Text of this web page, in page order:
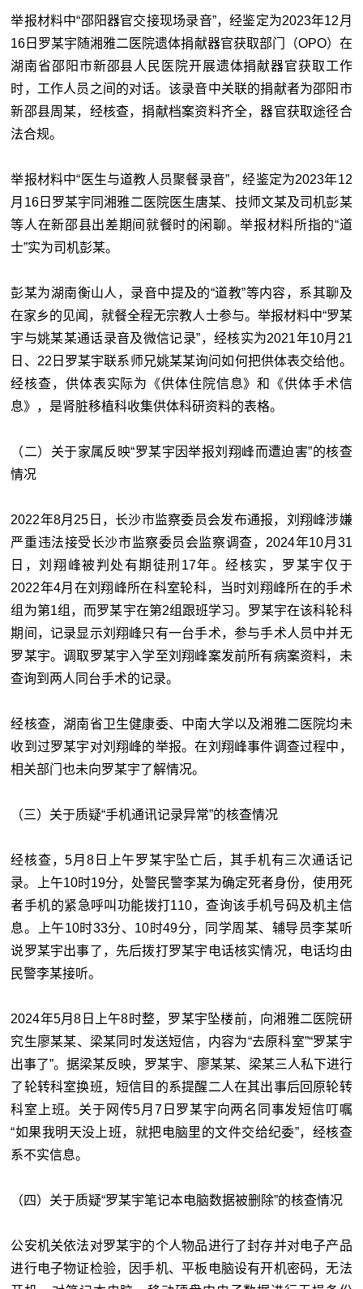
举报材料中“邵阳器官交接现场录音”，经鉴定为2023年12月
16日罗某宇随湘雅二医院遗体捐献器官获取部门（OPO）在
湖南省邵阳市新邵县人民医院开展遗体捐献器官获取工作
时，工作人员之间的对话。该录音中关联的捐献者为邵阳市
新邵县周某，经核查，捐献档案资料齐全，器官获取途径合
法合规。
举报材料中“医生与道教人员聚餐录音”，经鉴定为2023年12
月16日罗某宇同湘雅二医院医生唐某、技师文某及司机彭某
等人在新邵县出差期间就餐时的闲聊。举报材料所指的“道
士”实为司机彭某。
彭某为湖南衡山人，录音中提及的“道教”等内容，系其聊及
在家乡的见闻，就餐全程无宗教人士参与。举报材料中“罗某
宇与姚某某通话录音及微信记录”，经核实为2021年10月21
日、22日罗某宇联系师兄姚某某询问如何把供体表交给他。
经核查，供体表实际为《供体住院信息》和《供体手术信
息》，是肾脏移植科收集供体科研资料的表格。
（二）关于家属反映“罗某宇因举报刘翔峰而遭迫害”的核查
情况
2022年8月25日，长沙市监察委员会发布通报，刘翔峰涉嫌
严重违法接受长沙市监察委员会监察调查，2024年10月31
日，刘翔峰被判处有期徒刑17年。经核实，罗某宇仅于
2022年4月在刘翔峰所在科室轮科，当时刘翔峰所在的手术
组为第1组，而罗某宇在第2组跟班学习。罗某宇在该科轮科
期间，记录显示刘翔峰只有一台手术，参与手术人员中并无
罗某宇。调取罗某宇入学至刘翔峰案发前所有病案资料，未
查询到两人同台手术的记录。
经核查，湖南省卫生健康委、中南大学以及湘雅二医院均未
收到过罗某宇对刘翔峰的举报。在刘翔峰事件调查过程中，
相关部门也未向罗某宇了解情况。
（三）关于质疑“手机通讯记录异常”的核查情况
经核查，5月8日上午罗某宇坠亡后，其手机有三次通话记
录。上午10时19分，处警民警李某为确定死者身份，使用死
者手机的紧急呼叫功能拨打110，查询该手机号码及机主信
息。上午10时33分、10时49分，同学周某、辅导员李某听
说罗某宇出事了，先后拨打罗某宇电话核实情况，电话均由
民警李某接听。
2024年5月8日上午8时整，罗某宇坠楼前，向湘雅二医院研
究生廖某某、梁某同时发送短信，内容为“去原科室”“罗某宇
出事了”。据梁某反映，罗某宇、廖某某、梁某三人私下进行
了轮转科室换班，短信目的系提醒二人在其出事后回原轮转
科室上班。关于网传5月7日罗某宇向两名同事发短信叮嘱
“如果我明天没上班，就把电脑里的文件交给纪委”，经核查
系不实信息。
（四）关于质疑“罗某宇笔记本电脑数据被删除”的核查情况
公安机关依法对罗某宇的个人物品进行了封存并对电子产品
进行电子物证检验，因手机、平板电脑设有开机密码，无法